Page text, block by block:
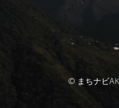
© まちナビ